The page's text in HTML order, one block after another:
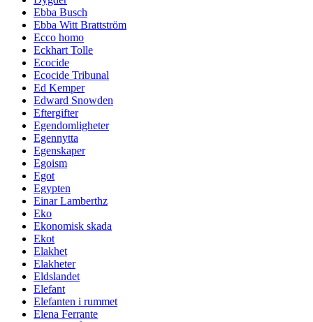
Ebba Busch
Ebba Witt Brattström
Ecco homo
Eckhart Tolle
Ecocide
Ecocide Tribunal
Ed Kemper
Edward Snowden
Eftergifter
Egendomligheter
Egennytta
Egenskaper
Egoism
Egot
Egypten
Einar Lamberthz
Eko
Ekonomisk skada
Ekot
Elakhet
Elakheter
Eldslandet
Elefant
Elefanten i rummet
Elena Ferrante